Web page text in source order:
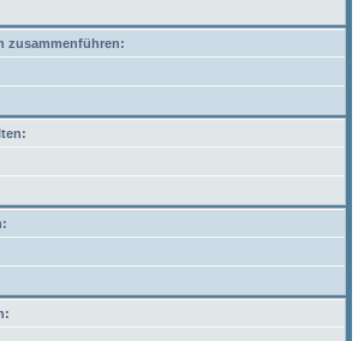
zusammenführen: